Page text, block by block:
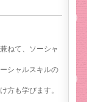
ねて、ソーシャ
シャルスキルの
方も学びます。